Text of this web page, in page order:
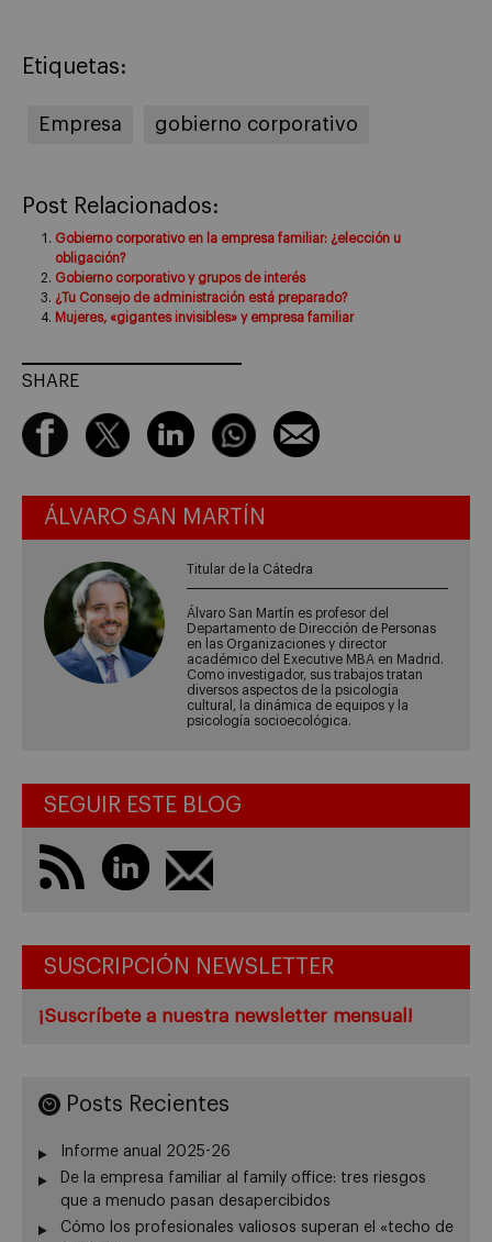
Etiquetas:
Empresa gobierno corporativo
Post Relacionados:
Gobierno corporativo en la empresa familiar: ¿elección u
obligación?
Gobierno corporativo y grupos de interés
¿Tu Consejo de administración está preparado?
Mujeres, «gigantes invisibles» y empresa familiar
SHARE
ÁLVARO SAN MARTÍN
Titular de la Cátedra
Álvaro San Martín es profesor del
Departamento de Dirección de Personas
en las Organizaciones y director
académico del Executive MBA en Madrid.
Como investigador, sus trabajos tratan
diversos aspectos de la psicología
cultural, la dinámica de equipos y la
psicología socioecológica.
SEGUIR ESTE BLOG
SUSCRIPCIÓN NEWSLETTER
¡Suscríbete a nuestra newsletter mensual!
Posts Recientes
Informe anual 2025-26
De la empresa familiar al family office: tres riesgos
que a menudo pasan desapercibidos
Cómo los profesionales valiosos superan el «techo de